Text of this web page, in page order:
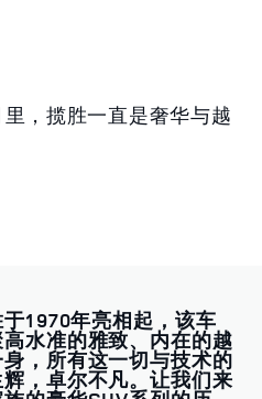
，揽胜一直是奢华与越
1970年亮相起，该车
水准的雅致、内在的越
，所有这一切与技术的
，卓尔不凡。让我们来